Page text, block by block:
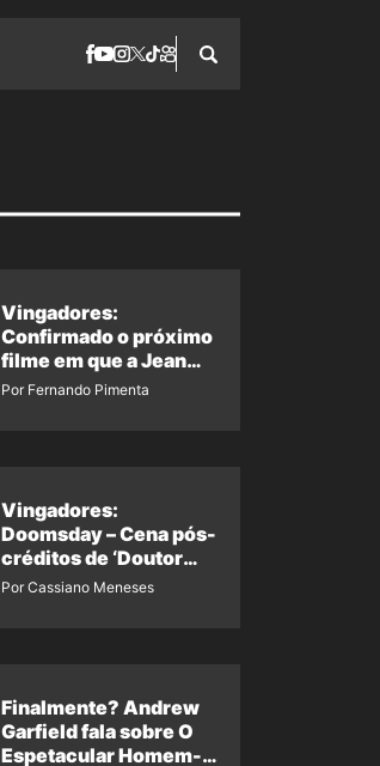
Vingadores:
Confirmado o próximo
filme em que a Jean
Grey irá aparecer
Por Fernando Pimenta
Vingadores:
Doomsday – Cena pós-
créditos de ‘Doutor
Destino’ é revelada
Por Cassiano Meneses
Finalmente? Andrew
Garfield fala sobre O
Espetacular Homem-